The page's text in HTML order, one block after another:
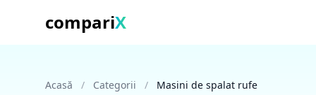
compariX
Acasă / Categorii / Masini de spalat rufe